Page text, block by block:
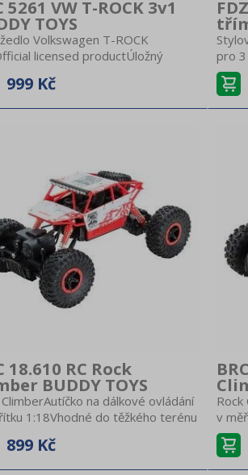
5261 VW T-ROCK 3v1
TOYS
Volkswagen T-ROCK
licensed productÚložný
pod sedátkemZvuky a melodie
držák na pitíVelikost 84 x 40
sedátko je ve výšce 26
999 Kč
pro
do
18.610 RC Rock
BUDDY TOYS
ClimberAutíčko na dálkové ovládání
1:18Vhodné do těžkého terénu
štěrk, prašná cesta,
26 cmKloubové
pohon všech 4 kolRychlost 8
899 Kč
v